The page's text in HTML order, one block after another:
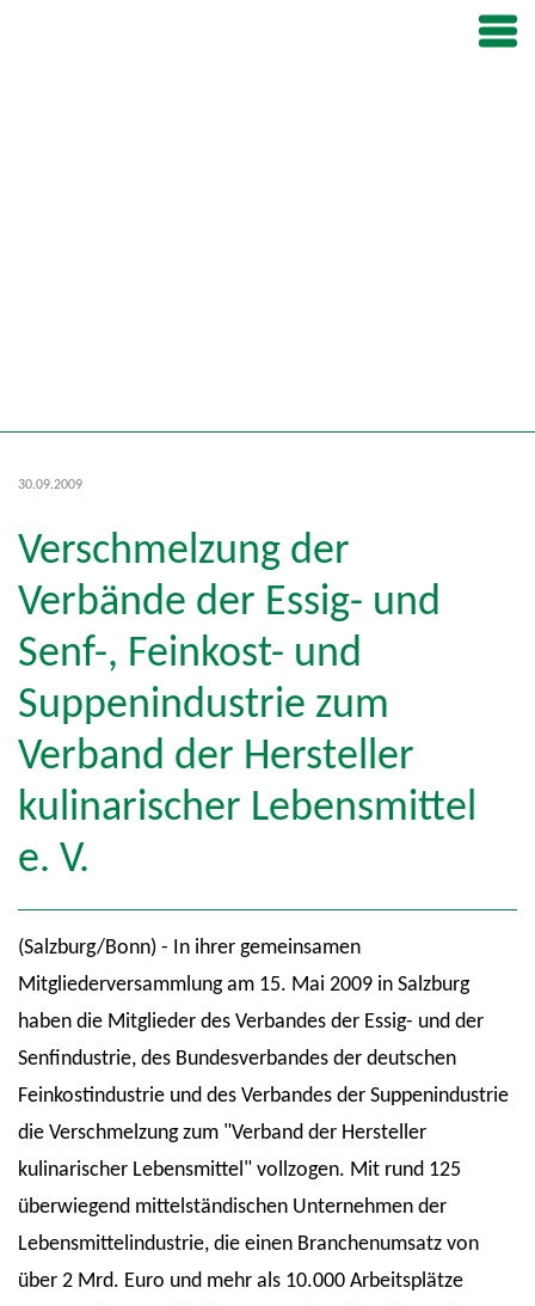
30.09.2009
Verschmelzung der
Verbände der Essig- und
Senf-, Feinkost- und
Suppenindustrie zum
Verband der Hersteller
kulinarischer Lebensmittel
e. V.
(Salzburg/Bonn) - In ihrer gemeinsamen
Mitgliederversammlung am 15. Mai 2009 in Salzburg
haben die Mitglieder des Verbandes der Essig- und der
Senfindustrie, des Bundesverbandes der deutschen
Feinkostindustrie und des Verbandes der Suppenindustrie
die Verschmelzung zum "Verband der Hersteller
kulinarischer Lebensmittel" vollzogen. Mit rund 125
überwiegend mittelständischen Unternehmen der
Lebensmittelindustrie, die einen Branchenumsatz von
über 2 Mrd. Euro und mehr als 10.000 Arbeitsplätze